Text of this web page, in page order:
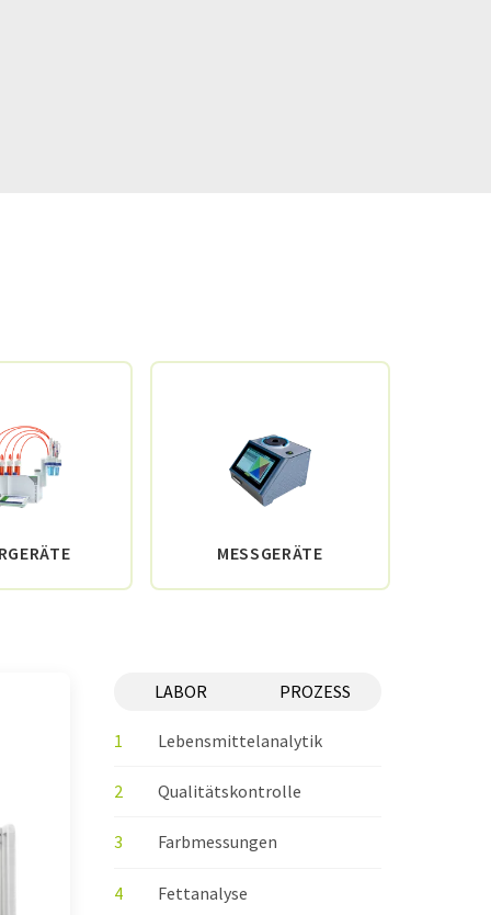
MESSGERÄTE
LABOR PROZESS
1 Lebensmittelanalytik
2 Qualitätskontrolle
3 Farbmessungen
4 Fettanalyse